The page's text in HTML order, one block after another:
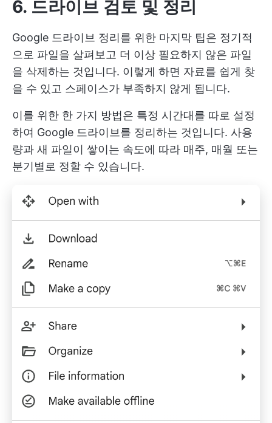
6. 드라이브 검토 및 정리
Google 드라이브 정리를 위한 마지막 팁은 정기적
으로 파일을 살펴보고 더 이상 필요하지 않은 파일
을 삭제하는 것입니다. 이렇게 하면 자료를 쉽게 찾
을 수 있고 스페이스가 부족하지 않게 됩니다.
이를 위한 한 가지 방법은 특정 시간대를 따로 설정
하여 Google 드라이브를 정리하는 것입니다. 사용
량과 새 파일이 쌓이는 속도에 따라 매주, 매월 또는
분기별로 정할 수 있습니다.